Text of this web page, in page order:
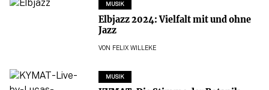
MUSIK
Elbjazz 2024: Vielfalt mit und ohne
Jazz
VON FELIX WILLEKE
MUSIK